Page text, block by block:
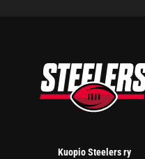
Kuopio Steelers ry